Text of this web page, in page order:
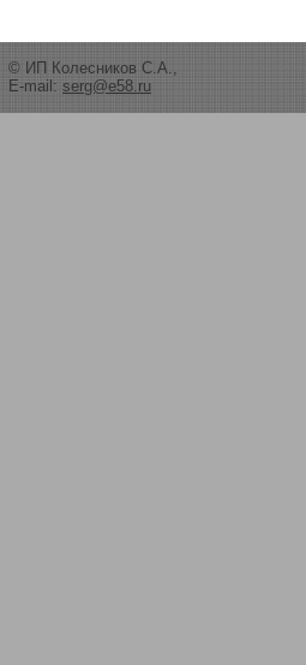
© ИП Колесников С.А.,
E-mail: serg@e58.ru